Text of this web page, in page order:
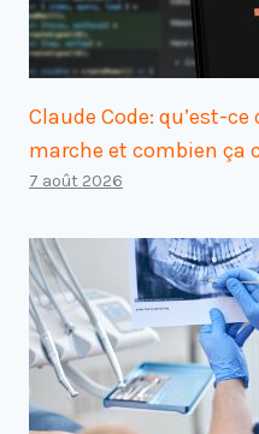
Claude Code: qu’est-
marche et combien ça
7 août 2026